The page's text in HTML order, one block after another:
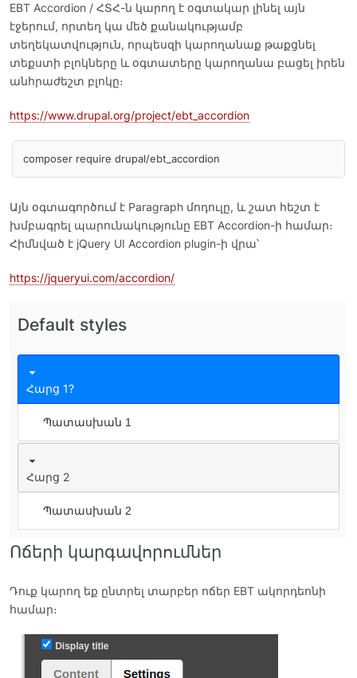
EBT Accordion / ՀՏՀ-ն կարող է օգտակար լինել այն
էջերում, որտեղ կա մեծ քանակությամբ
տեղեկատվություն, որպեսզի կարողանաք թաքցնել
տեքստի բլոկները և օգտատերը կարողանա բացել իրեն
անհրաժեշտ բլոկը։
https://www.drupal.org/project/ebt_accordion
composer require drupal/ebt_accordion
Այն օգտագործում է Paragraph մոդուլը, և շատ հեշտ է
խմբագրել պարունակությունը EBT Accordion-ի համար։
Հիմնված է jQuery UI Accordion plugin-ի վրա՝
https://jqueryui.com/accordion/
Default styles
Հարց 1?
Պատասխան 1
Հարց 2
Պատասխան 2
Ոճերի կարգավորումներ
Դուք կարող եք ընտրել տարբեր ոճեր EBT ակորդեոնի
համար։